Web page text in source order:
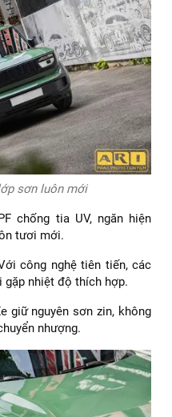
sơn luôn mới
chống tia UV, ngăn hiện
tươi mới.
công nghệ tiên tiến, các
nhiệt độ thích hợp.
giữ nguyên sơn zin, không
nhượng.